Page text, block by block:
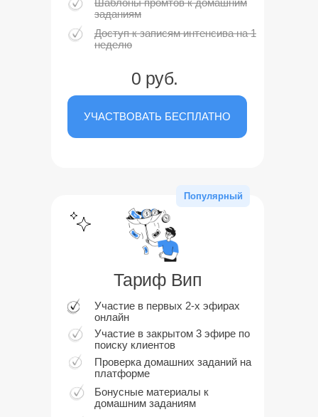
Популярный
Шаблоны промтов к домашним
заданиям
Доступ к записям интенсива на 1
неделю
Участие в первых 2-х эфирах
онлайн
Проверка домашних заданий на
платформе
Участие в закрытом 3 эфире по
поиску клиентов
Бонусные материалы к
домашним заданиям
Тариф Вип
УЧАСТВОВАТЬ БЕСПЛАТНО
0 руб.